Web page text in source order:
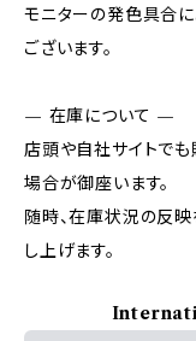
モニターの発色具合に
ございます。
— 在庫について —
店頭や自社サイトでも
場合が御座います。
随時、在庫状況の反映
し上げます。